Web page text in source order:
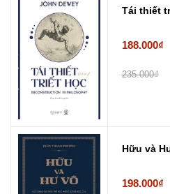
Tái thiết
188.000₫
235.000₫
Hữu và
198.000₫